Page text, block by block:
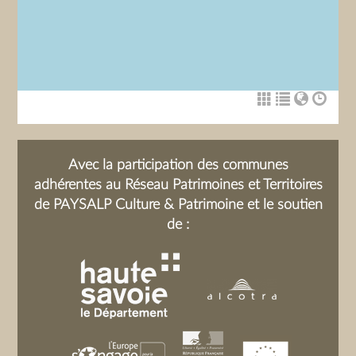
Avec la participation des communes
adhérentes au Réseau Patrimoines et Territoires
de PAYSALP Culture & Patrimoine et le soutien
de :